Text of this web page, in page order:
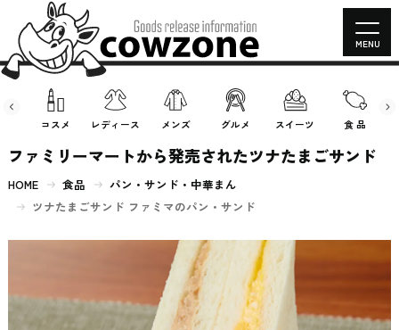
コスメ レディース メンズ グルメ スイーツ 食 品
MENU
ファミリーマートから発売されたツナたまごサンド
HOME 食品
パン・サンド・中華まん
ツナたまごサンド ファミマのパン・サンド